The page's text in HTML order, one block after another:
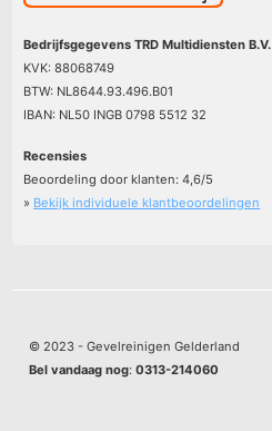
Bedrijfsgegevens TRD Multidiensten B.V.
KVK: 88068749
BTW: NL8644.93.496.B01
IBAN: NL50 INGB 0798 5512 32
Recensies
Beoordeling door klanten:4,6/5
» Bekijk individuele klantbeoordelingen
© 2023 - Gevelreinigen Gelderland
Bel vandaag nog:0313-214060